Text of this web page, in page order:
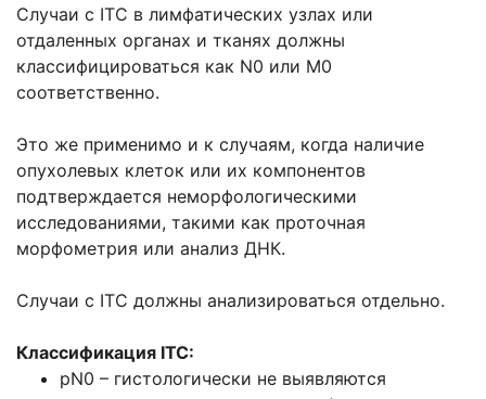
Случаи с ITC в лимфатических узлах или
отдаленных органах и тканях должны
классифицироваться как N0 или М0
соответственно.
Это же применимо и к случаям, когда наличие
опухолевых клеток или их компонентов
подтверждается неморфологическими
исследованиями, такими как проточная
морфометрия или анализ ДНК.
Случаи с ITC должны анализироваться отдельно.
Классификация ITC:
pN0 – гистологически не выявляются